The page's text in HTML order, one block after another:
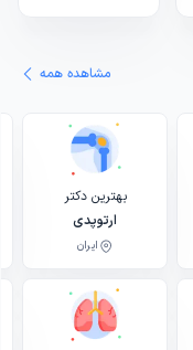
مشاهده همه
بهترین دکتر
ارتوپدی
ایران